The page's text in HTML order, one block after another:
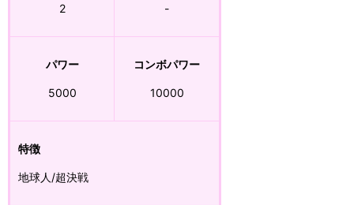
2 -
パワー
5000
コンボパワー
10000
特徴
地球人/超決戦